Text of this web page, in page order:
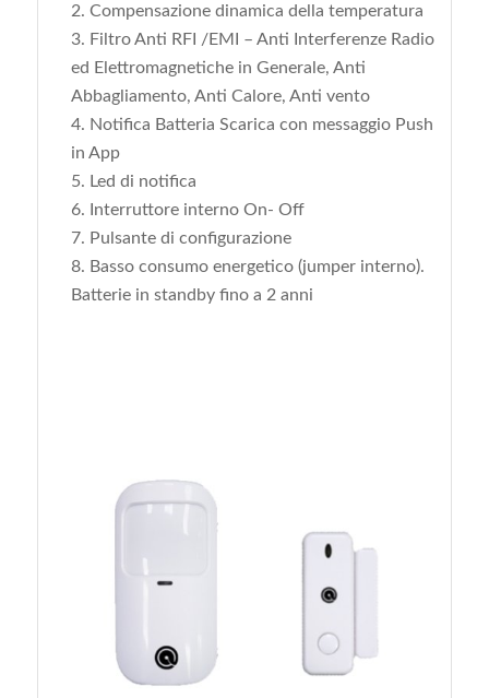
Compensazione dinamica della temperatura
Filtro Anti RFI /EMI – Anti Interferenze Radio
ed Elettromagnetiche in Generale, Anti
Abbagliamento, Anti Calore, Anti vento
Notifica Batteria Scarica con messaggio Push
in App
Led di notifica
Interruttore interno On- Off
Pulsante di configurazione
Basso consumo energetico (jumper interno).
Batterie in standby fino a 2 anni